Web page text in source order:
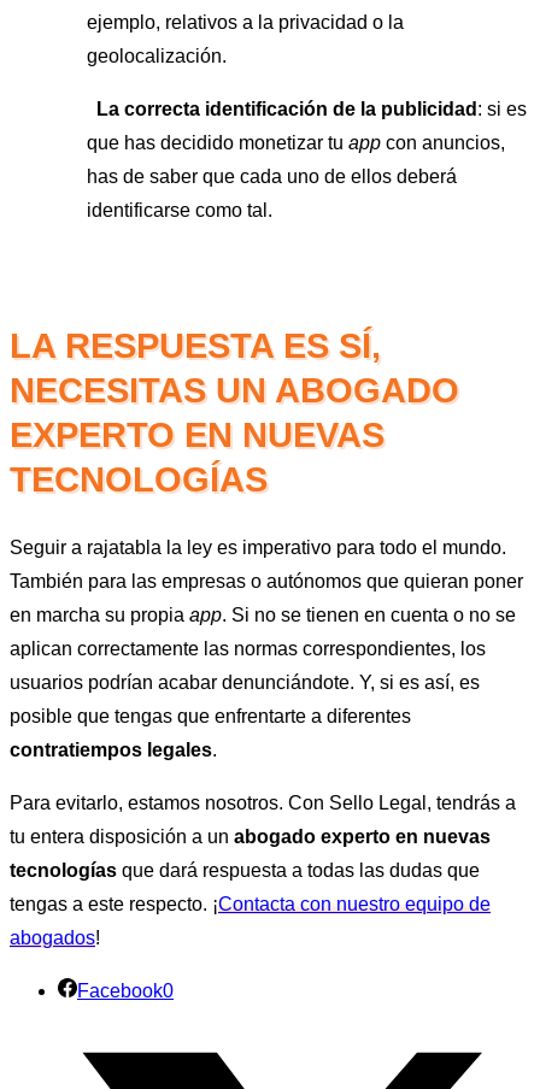
ejemplo, relativos a la privacidad o la
geolocalización.
La correcta identificación de la publicidad : si es
que has decidido monetizar tu app con anuncios,
has de saber que cada uno de ellos deberá
identificarse como tal.
LA RESPUESTA ES SÍ,
NECESITAS UN ABOGADO
EXPERTO EN NUEVAS
TECNOLOGÍAS
Seguir a rajatabla la ley es imperativo para todo el mundo.
También para las empresas o autónomos que quieran poner
en marcha su propia app. Si no se tienen en cuenta o no se
aplican correctamente las normas correspondientes, los
usuarios podrían acabar denunciándote. Y, si es así, es
posible que tengas que enfrentarte a diferentes
contratiempos legales.
Para evitarlo, estamos nosotros. Con Sello Legal, tendrás a
tu entera disposición a un abogado experto en nuevas
tecnologías que dará respuesta a todas las dudas que
tengas a este respecto. ¡Contacta con nuestro equipo de
abogados!
Facebook0